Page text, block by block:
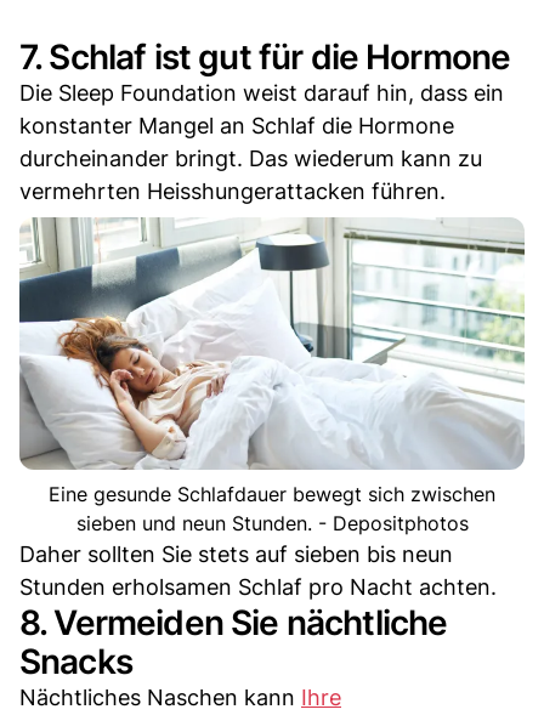
7. Schlaf ist gut für die Hormone
Die Sleep Foundation weist darauf hin, dass ein
konstanter Mangel an Schlaf die Hormone
durcheinander bringt. Das wiederum kann zu
vermehrten Heisshungerattacken führen.
Eine gesunde Schlafdauer bewegt sich zwischen
sieben und neun Stunden. - Depositphotos
Daher sollten Sie stets auf sieben bis neun
Stunden erholsamen Schlaf pro Nacht achten.
8. Vermeiden Sie nächtliche
Snacks
Nächtliches Naschen kann Ihre